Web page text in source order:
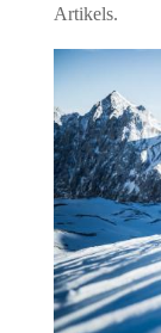
Artikels.